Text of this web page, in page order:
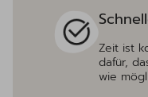
Zeit ist
dafür,
wie